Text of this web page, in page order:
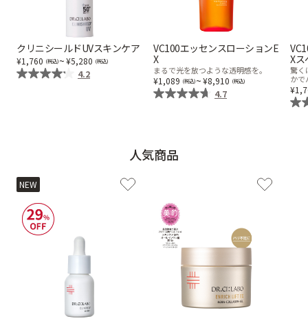
お悩みから探す
乾燥
ゆるみ・ハリ
敏感・肌あれ
お悩みから探す TOP
クリニシールドUVスキンケア
1,760 ~ 5,280
4.2
VC100エッセンスローションE
X
まるで光を放つような透明感を。
1,089 ~ 8,910
4.7
Xス
驚く
かで
人気商品
NEW